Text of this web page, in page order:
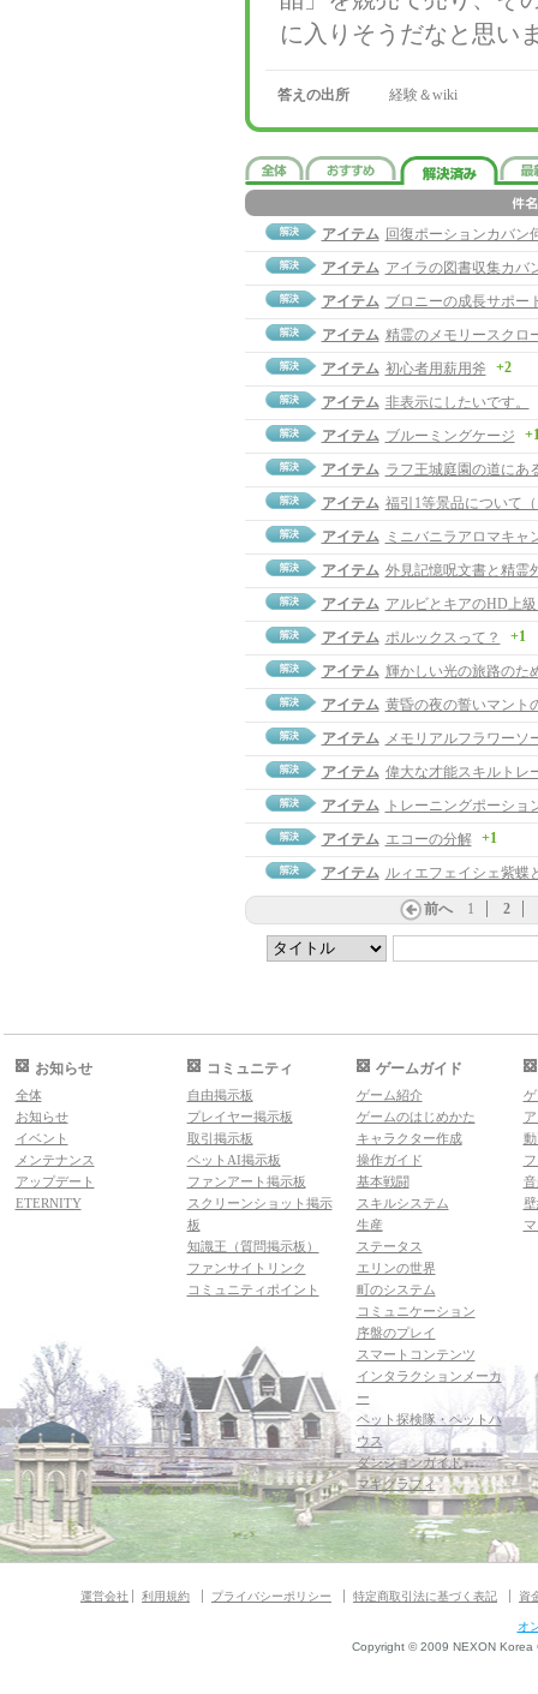
に入りそうだなと思い
答えの出所 経験＆wiki
アイテム 回復ポーションカバン
アイテム アイラの図書収集カバ
アイテム ブロニーの成長サポー
アイテム 精霊のメモリースクロ
アイテム 初心者用薪用斧 +2
アイテム 非表示にしたいです。
アイテム ブルーミングケージ
アイテム ラフ王城庭園の道にあ
アイテム 福引1等景品について
アイテム
ミニバニラアロマキャ
アイテム 外見記憶呪文書と精霊
アイテム アルビとキアのHD上
アイテム ポルックスって？ +1
アイテム 輝かしい光の旅路のた
アイテム 黄昏の夜の誓いマント
アイテム メモリアルフラワーソ
アイテム 偉大な才能スキルトレ
アイテム
トレーニングポーショ
アイテム エコーの分解 +1
アイテム ルィエフェイシェ紫蝶
前へ 1 2
お知らせ
全体
お知らせ
イベント
メンテナンス
アップデート
ETERNITY
コミュニティ
自由掲示板
プレイヤー掲示板
取引掲示板
ペットAI掲示板
ファンアート掲示板
スクリーンショット掲示
板
知識王（質問掲示板）
ファンサイトリンク
コミュニティポイント
ゲームガイド
ゲーム紹介
ゲームのはじめかた
キャラクター作成
操作ガイド
基本戦闘
スキルシステム
生産
ステータス
エリンの世界
町のシステム
コミュニケーション
序盤のプレイ
スマートコンテンツ
インタラクションメーカ
ー
ペット探検隊・ペットハ
ウス
ダンジョンガイド
マギグラフィ
運営会社 利用規約 プライバシーポリシー 特定商取引法に基づく表記 資
オ
Copyright © 2009 NEXON Korea